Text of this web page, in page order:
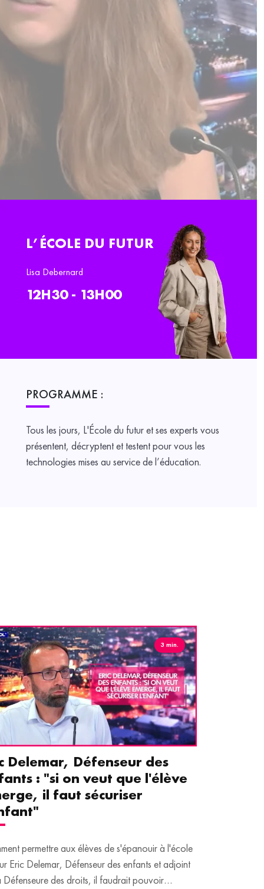
L’ÉCOLE DU FUTUR
Lisa Debernard
12H30 - 13H00
PROGRAMME :
Tous les jours, L'École du futur et ses experts vous
présentent, décryptent et testent pour vous les
technologies mises au service de l’éducation.
3 min.
Delemar, Défenseur des
: "si on veut que l'élève
il faut sécuriser
permettre aux élèves de s'épanouir à l'école
Eric Delemar, Défenseur des enfants et adjoint
Défenseure des droits, il faudrait pouvoir